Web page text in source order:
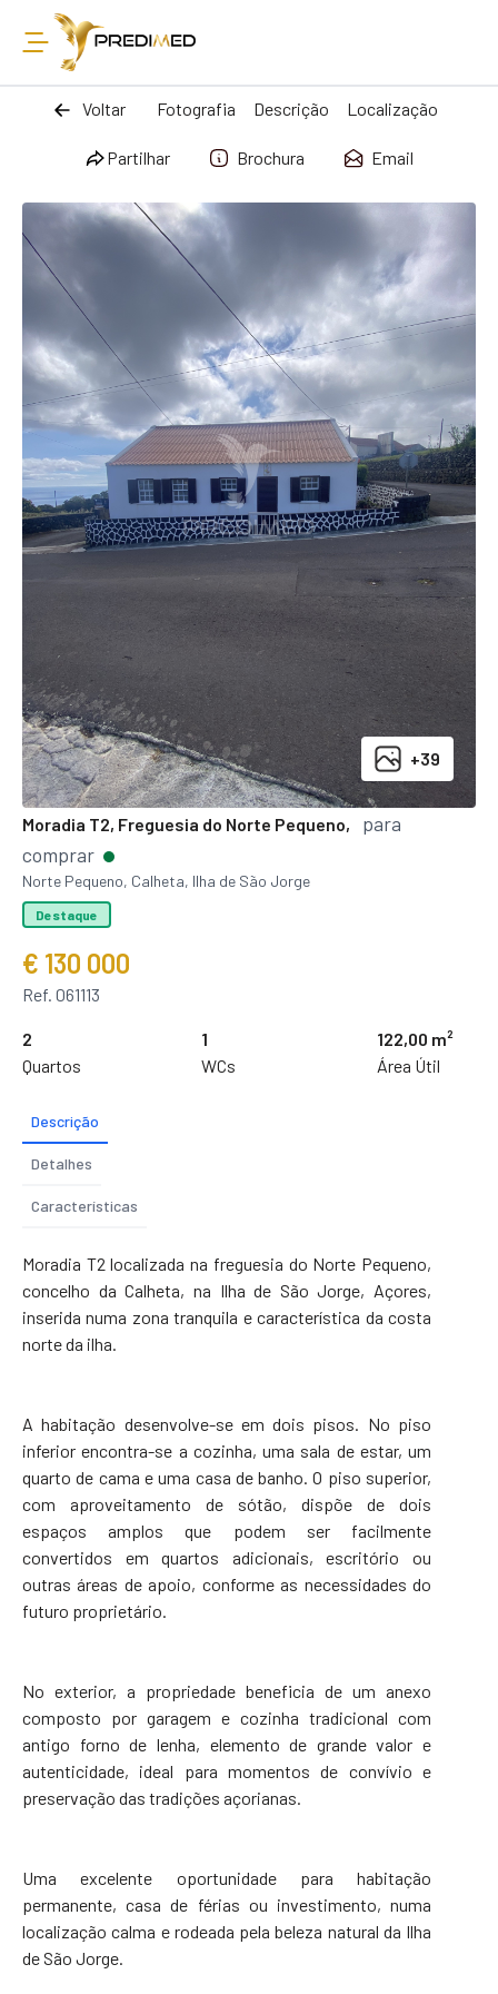
Voltar Fotografia Descrição Localização
Partilhar Brochura Email
+39
Moradia T2, Freguesia do Norte Pequeno,
para
comprar
Norte Pequeno, Calheta, Ilha de São Jorge
Destaque
€ 130 000
Ref. 061113
2
Quartos
1
WCs
122,00 m²
Área Útil
Descrição
Detalhes
Características
Moradia T2 localizada na freguesia do Norte Pequeno,
concelho da Calheta, na Ilha de São Jorge, Açores,
inserida numa zona tranquila e característica da costa
norte da ilha.
A habitação desenvolve-se em dois pisos. No piso
inferior encontra-se a cozinha, uma sala de estar, um
quarto de cama e uma casa de banho. O piso superior,
com aproveitamento de sótão, dispõe de dois
espaços amplos que podem ser facilmente
convertidos em quartos adicionais, escritório ou
outras áreas de apoio, conforme as necessidades do
futuro proprietário.
No exterior, a propriedade beneficia de um anexo
composto por garagem e cozinha tradicional com
antigo forno de lenha, elemento de grande valor e
autenticidade, ideal para momentos de convívio e
preservação das tradições açorianas.
Uma excelente oportunidade para habitação
permanente, casa de férias ou investimento, numa
localização calma e rodeada pela beleza natural da Ilha
de São Jorge.